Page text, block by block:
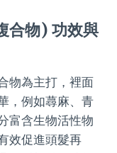
合物) 功效與
物為主打，裡面
，例如蕁麻、青
富含生物活性物
效促進頭髮再